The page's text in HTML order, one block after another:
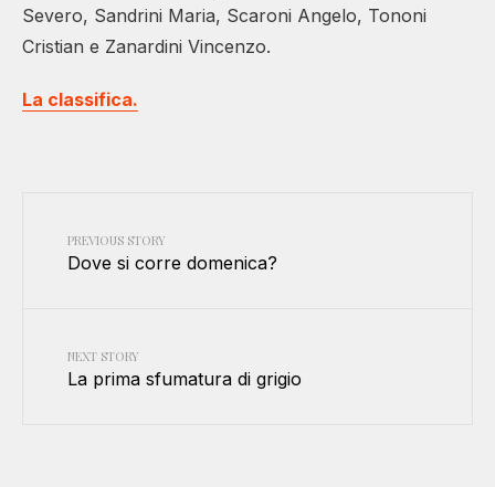
Severo, Sandrini Maria, Scaroni Angelo, Tononi
Cristian e Zanardini Vincenzo.
La classifica.
PREVIOUS STORY
Dove si corre domenica?
NEXT STORY
La prima sfumatura di grigio